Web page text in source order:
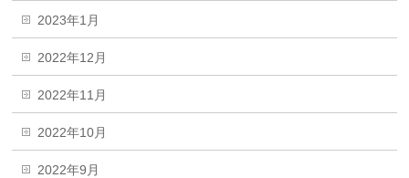
2023年1月
2022年12月
2022年11月
2022年10月
2022年9月